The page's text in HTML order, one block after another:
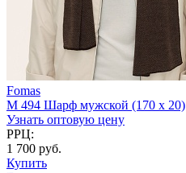
Fomas
M 494 Шарф мужской (170 x 20)
Узнать оптовую цену
РРЦ:
1 700 руб.
Купить